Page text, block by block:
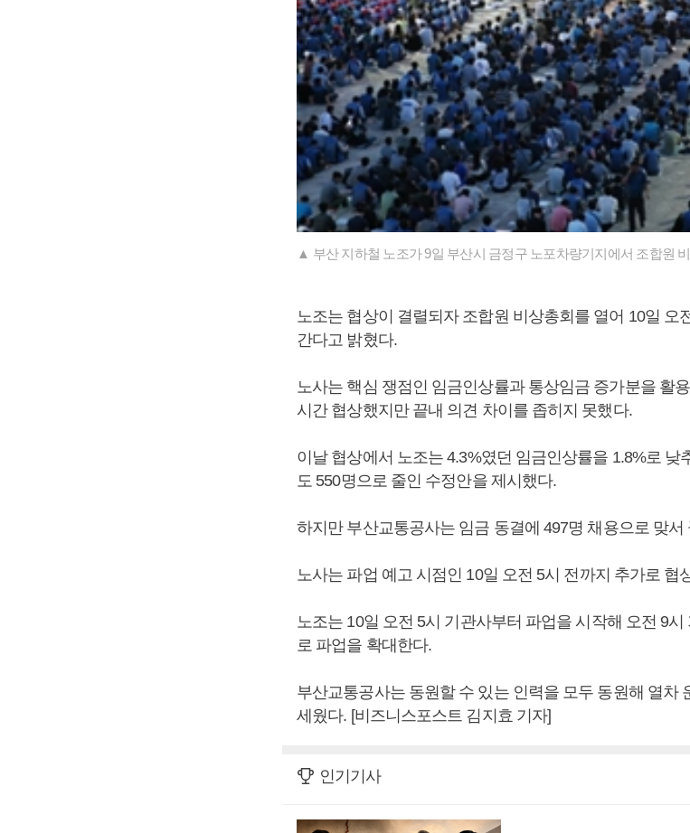
▲ 부산 지하철 노조가 9일 부산시 금정구 노포차량기지에서 조합원
노조는 협상이 결렬되자 조합원 비상총회를 열어 10일 오
간다고 밝혔다.
노사는 핵심 쟁점인 임금인상률과 통상임금 증가분을 활
시간 협상했지만 끝내 의견 차이를 좁히지 못했다.
이날 협상에서 노조는 4.3%였던 임금인상률을 1.8%로 낮
도 550명으로 줄인 수정안을 제시했다.
하지만 부산교통공사는 임금 동결에 497명 채용으로 맞
노사는 파업 예고 시점인 10일 오전 5시 전까지 추가로 협
노조는 10일 오전 5시 기관사부터 파업을 시작해 오전 9
로 파업을 확대한다.
부산교통공사는 동원할 수 있는 인력을 모두 동원해 열차
세웠다. [비즈니스포스트 김지효 기자]
인기기사